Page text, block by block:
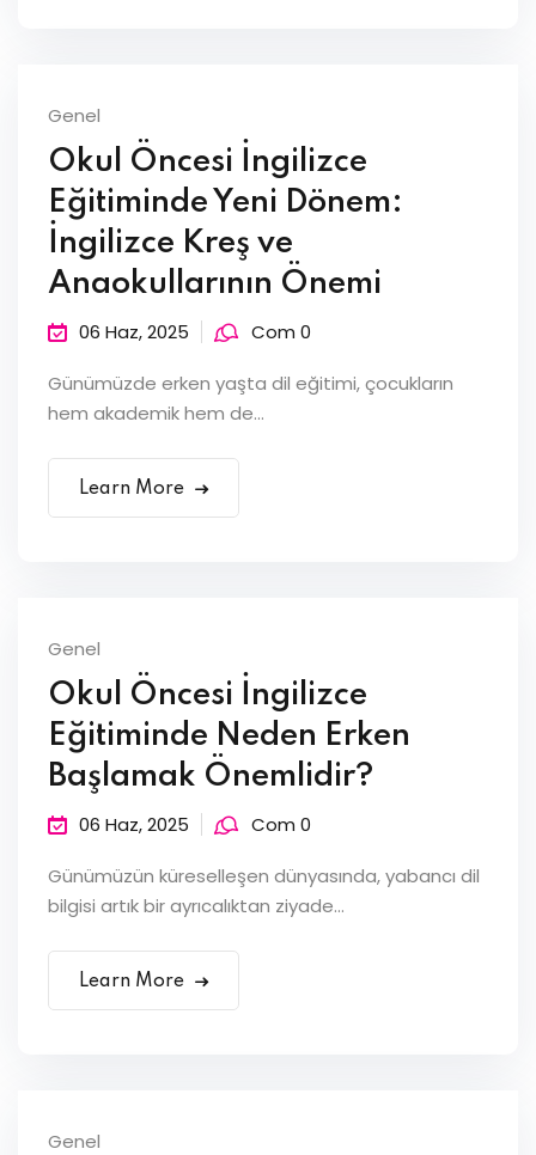
Genel
Okul Öncesi İngilizce
Eğitiminde Yeni Dönem:
İngilizce Kreş ve
Anaokullarının Önemi
06 Haz, 2025 Com 0
Günümüzde erken yaşta dil eğitimi, çocukların
hem akademik hem de...
Learn More
Genel
Okul Öncesi İngilizce
Eğitiminde Neden Erken
Başlamak Önemlidir?
06 Haz, 2025 Com 0
Günümüzün küreselleşen dünyasında, yabancı dil
bilgisi artık bir ayrıcalıktan ziyade...
Learn More
Genel